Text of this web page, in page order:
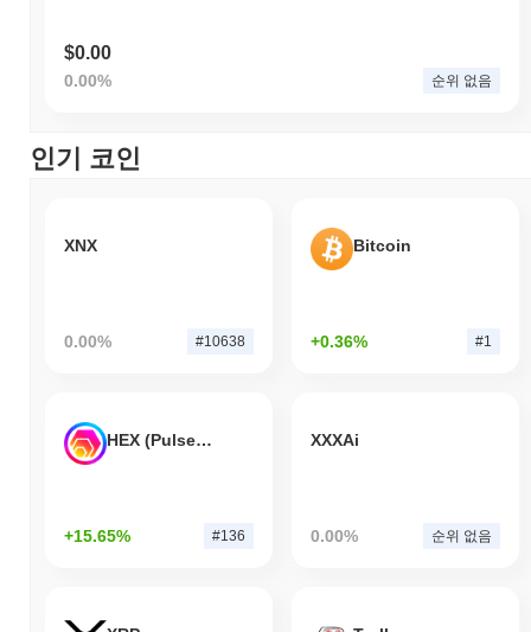
$0.00
0.00% 순위 없음
인기 코인
XNX
0.00% #10638
Bitcoin
+0.36% #1
HEX (Pulsechain)
+15.65% #136
XXXAi
0.00% 순위 없음